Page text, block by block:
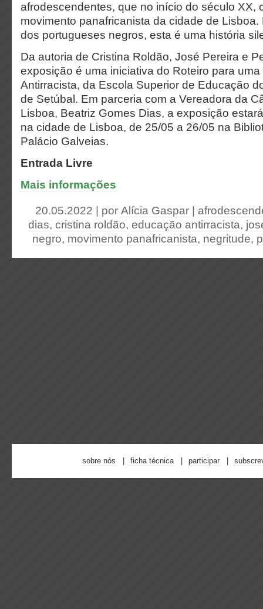
afrodescendentes, que no início do século XX,
movimento panafricanista da cidade de Lisboa.
dos portugueses negros, esta é uma história
Da autoria de Cristina Roldão, José Pereira e
exposição é uma iniciativa do Roteiro para
Antirracista, da Escola Superior de Educação
de Setúbal. Em parceria com a Vereadora da
Lisboa, Beatriz Gomes Dias, a exposição
na cidade de Lisboa, de 25/05 a 26/05 na
Palácio Galveias.
Entrada Livre
Mais informações
20.05.2022 | por Alícia Gaspar
dias, cristina roldão, educação antirracista,
negro, movimento panafricanista, negritude,
sobre nós ficha técnica participar